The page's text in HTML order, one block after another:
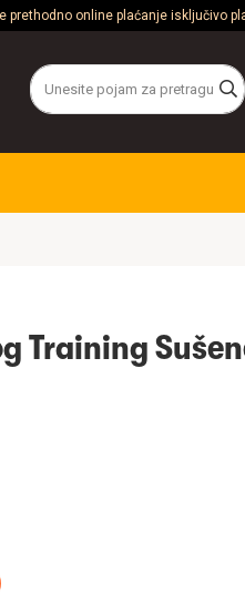
prethodno online plaćanje isključivo
Training